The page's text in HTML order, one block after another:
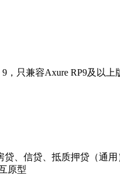
，只兼容Axure RP9及以上
贷、信贷、抵质押贷（通用
原型